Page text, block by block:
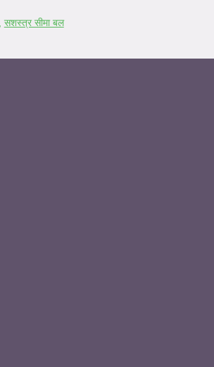
सशस्त्र सीमा बल